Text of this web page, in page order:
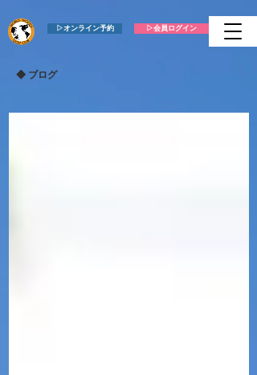
▷会員ログイン
▷オンライン予約
​◆ ブログ